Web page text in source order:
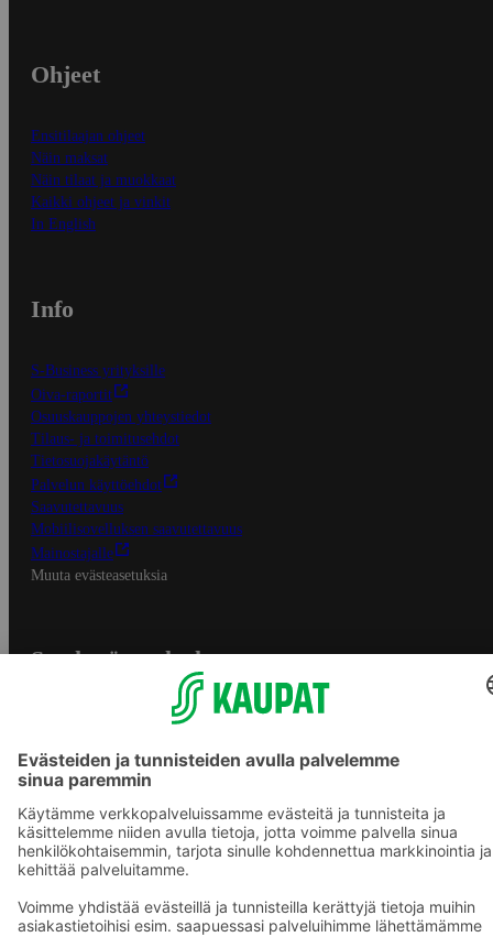
Ohjeet
Ensitilaajan ohjeet
Näin maksat
Näin tilaat ja muokkaat
Kaikki ohjeet ja vinkit
In English
Info
S-Business yrityksille
Oiva-raportit
Osuuskauppojen yhteystiedot
Tilaus- ja toimitusehdot
Tietosuojakäytäntö
Palvelun käyttöehdot
Saavutettavuus
Mobiilisovelluksen saavutettavuus
Mainostajalle
Muuta evästeasetuksia
S-ryhmän palvelut
Yhteishyvä Ruoka -sovellus
S-ostoslista -sovellus
Prisma.fi
Sokos.fi
S-Pankki
Sokos Hotels